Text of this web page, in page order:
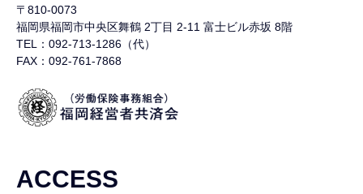
〒810-0073
福岡県福岡市中央区舞鶴 2丁目 2-11 富士ビル赤坂 8階
TEL：092-713-1286（代）
FAX：092-761-7868
ACCESS